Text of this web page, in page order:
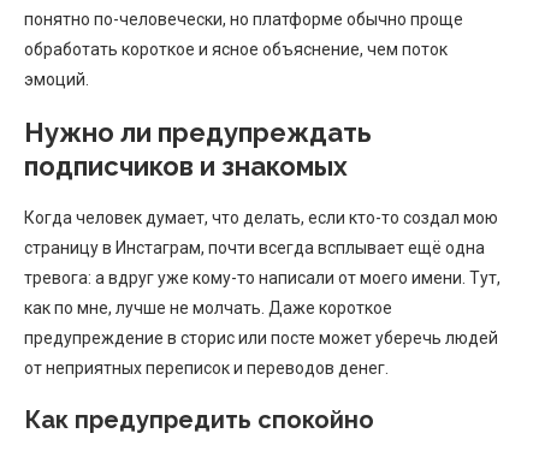
понятно по-человечески, но платформе обычно проще
обработать короткое и ясное объяснение, чем поток
эмоций.
Нужно ли предупреждать
подписчиков и знакомых
Когда человек думает, что делать, если кто-то создал мою
страницу в Инстаграм, почти всегда всплывает ещё одна
тревога: а вдруг уже кому-то написали от моего имени. Тут,
как по мне, лучше не молчать. Даже короткое
предупреждение в сторис или посте может уберечь людей
от неприятных переписок и переводов денег.
Как предупредить спокойно